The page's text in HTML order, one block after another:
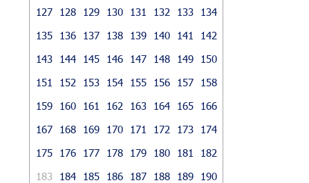
127
128 129 130 131 132 133
134
135
136 137 138 139 140 141
142
143
144 145 146 147 148 149
150
151
152 153 154 155 156 157
158
159
160 161 162 163 164 165
166
167
168 169 170 171 172 173
174
175
176 177 178 179 180 181
182
183
184 185 186 187 188 189
190